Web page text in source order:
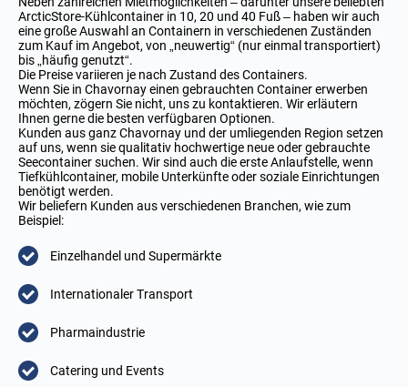
ArcticStore-Kühlcontainer in 10, 20 und 40 Fuß – haben wir auch
eine große Auswahl an Containern in verschiedenen Zuständen
zum Kauf im Angebot, von „neuwertig“ (nur einmal transportiert)
bis „häufig genutzt“.
Die Preise variieren je nach Zustand des Containers.
Wenn Sie in Chavornay einen gebrauchten Container erwerben
möchten, zögern Sie nicht, uns zu kontaktieren. Wir erläutern
Ihnen gerne die besten verfügbaren Optionen.
Kunden aus ganz Chavornay und der umliegenden Region setzen
auf uns, wenn sie qualitativ hochwertige neue oder gebrauchte
Seecontainer suchen. Wir sind auch die erste Anlaufstelle, wenn
Tiefkühlcontainer, mobile Unterkünfte oder soziale Einrichtungen
benötigt werden.
Wir beliefern Kunden aus verschiedenen Branchen, wie zum
Beispiel:
Einzelhandel und Supermärkte
Internationaler Transport
Pharmaindustrie
Catering und Events